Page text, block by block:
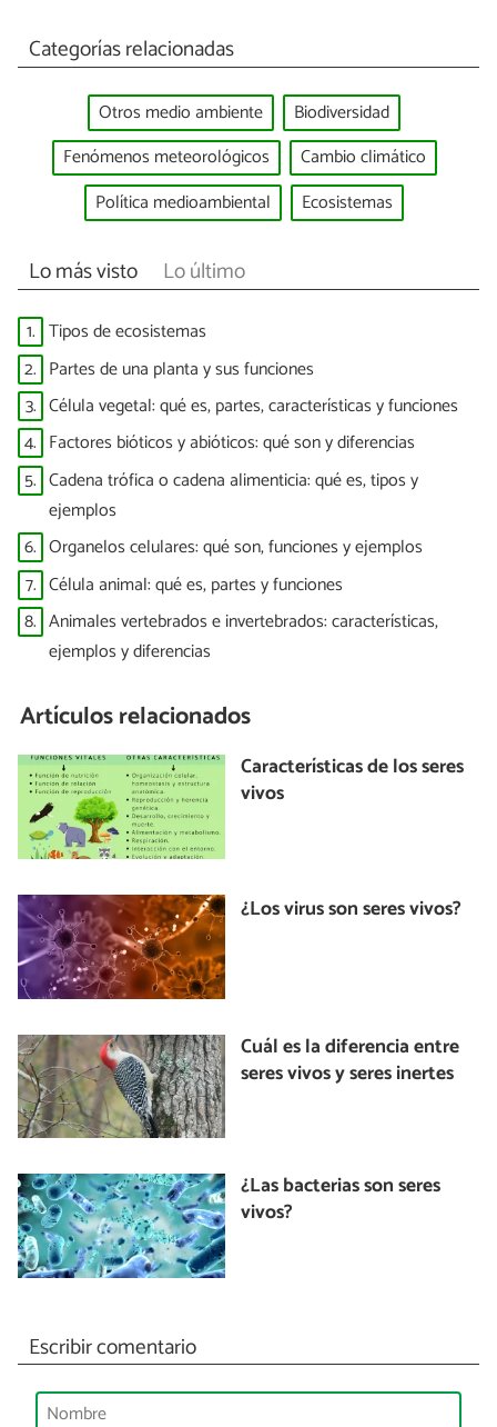
Categorías relacionadas
Otros medio ambiente
Biodiversidad
Fenómenos meteorológicos
Cambio climático
Política medioambiental
Ecosistemas
Lo más visto Lo último
1. Tipos de ecosistemas
2. Partes de una planta y sus funciones
3. Célula vegetal: qué es, partes, características y funciones
4. Factores bióticos y abióticos: qué son y diferencias
5. Cadena trófica o cadena alimenticia: qué es, tipos y
ejemplos
6. Organelos celulares: qué son, funciones y ejemplos
7. Célula animal: qué es, partes y funciones
8. Animales vertebrados e invertebrados: características,
ejemplos y diferencias
Artículos relacionados
Características de los seres
vivos
¿Los virus son seres vivos?
Cuál es la diferencia entre
seres vivos y seres inertes
¿Las bacterias son seres
vivos?
Escribir comentario